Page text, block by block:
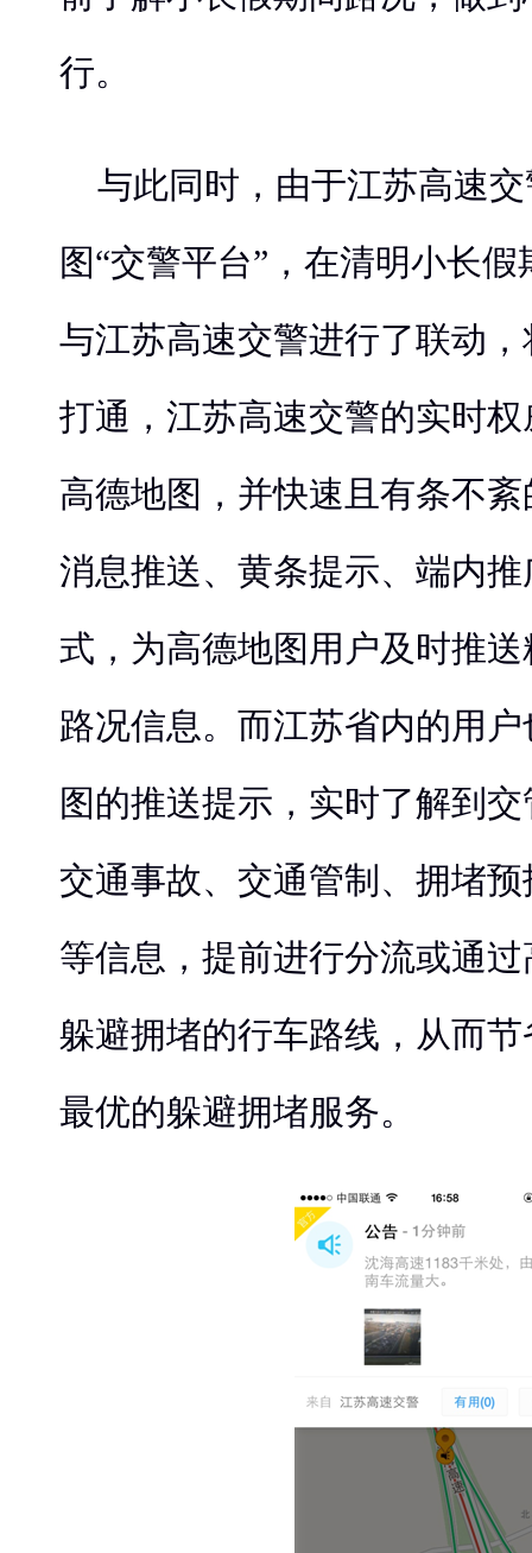
行。
与此同时，由于江苏高速
图“交警平台”，在清明小长
与江苏高速交警进行了联动
打通，江苏高速交警的实时
高德地图，并快速且有条不
消息推送、黄条提示、端内
式，为高德地图用户及时推
路况信息。而江苏省内的用
图的推送提示，实时了解到
交通事故、交通管制、拥堵
等信息，提前进行分流或通
躲避拥堵的行车路线，从而
最优的躲避拥堵服务。